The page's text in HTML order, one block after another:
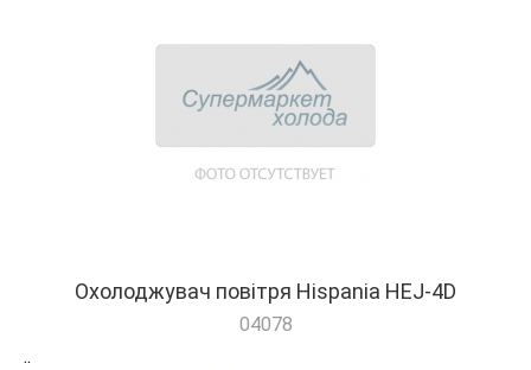
Охолоджувач повітря Hispania HEJ-4D
04078
..